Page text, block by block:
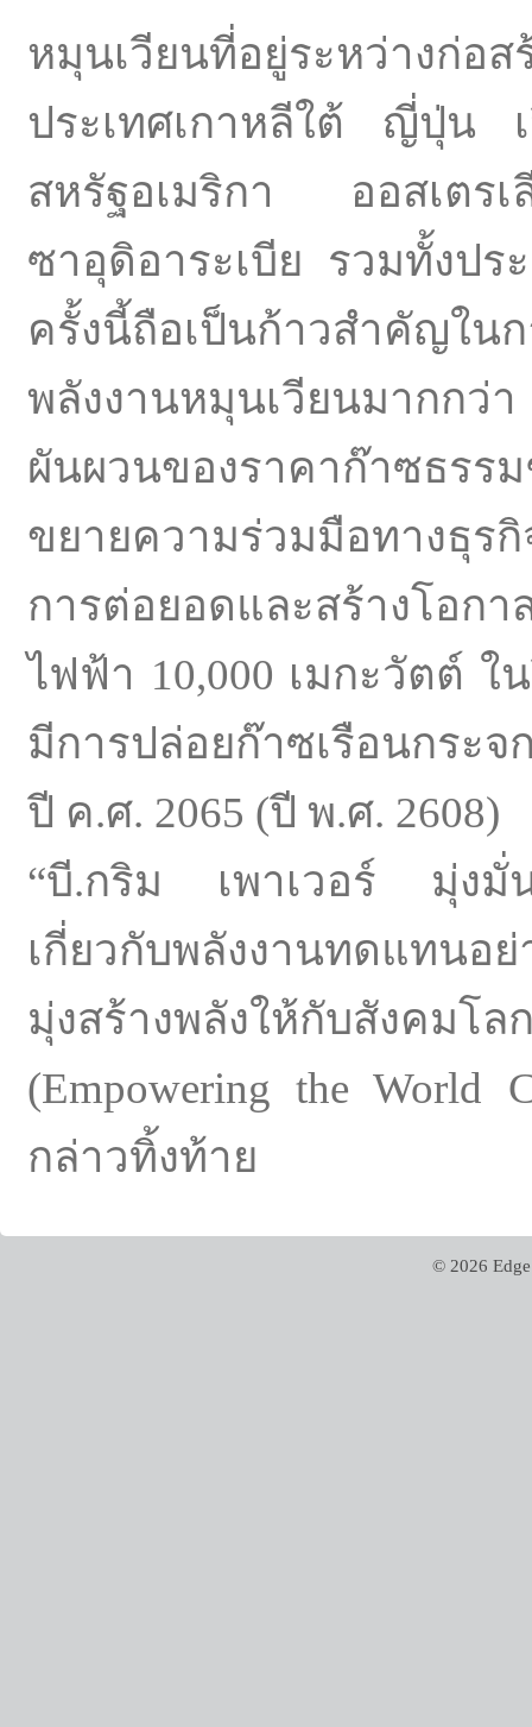
หมุนเวียนที่อยู่ระหว่างก่อ
ประเทศเกาหลีใต้ ญี่ปุ่
สหรัฐอเมริกา ออสเต
ซาอุดิอาระเบีย รวมทั้งปร
ครั้งนี้ถือเป็นก้าวสำคัญใน
พลังงานหมุนเวียนมากก
ผันผวนของราคาก๊าซธรร
ขยายความร่วมมือทางธุร
การต่อยอดและสร้างโอก
ไฟฟ้า 10,000 เมกะวัตต์ ใ
มีการปล่อยก๊าซเรือนกระ
ปี ค.ศ. 2065 (ปี พ.ศ. 2608)
“บี.กริม เพาเวอร์ มุ่งมั่น
เกี่ยวกับพลังงานทดแทน
มุ่งสร้างพลังให้กับสังคมโ
(Empowering the World
กล่าวทิ้งท้าย
© 2026